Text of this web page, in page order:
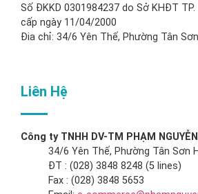
Số ĐKKD 0301984237 do Sở KHĐT TP.
cấp ngày 11/04/2000
Đia chỉ: 34/6 Yên Thế, Phường Tân Sơn
Liên Hệ
Công ty TNHH DV-TM PHẠM NGUYỄN
34/6 Yên Thế, Phường Tân Sơn
ĐT : (028) 3848 8248 (5 lines)
Fax : (028) 3848 5653